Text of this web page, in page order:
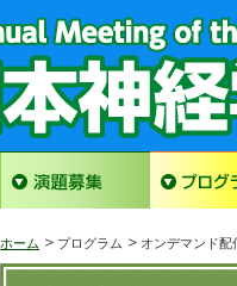
ホーム プログラム オンデマンド配